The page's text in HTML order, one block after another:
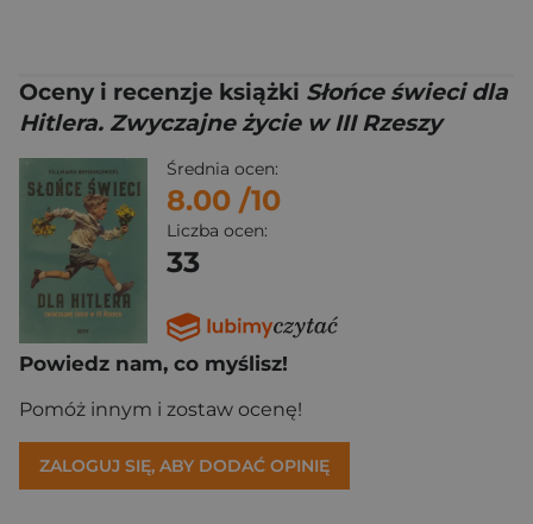
Oceny i recenzje książki Słońce świeci dla
Hitlera. Zwyczajne życie w III Rzeszy
Średnia ocen:
8.00 /10
Liczba ocen:
33
Powiedz nam, co myślisz!
Pomóż innym i zostaw ocenę!
ZALOGUJ SIĘ, ABY DODAĆ OPINIĘ